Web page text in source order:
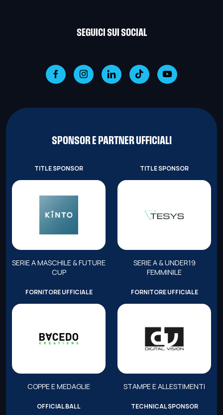
SEGUICI SUI SOCIAL
SPONSOR E PARTNER UFFICIALI
TITLE SPONSOR
SERIE A MASCHILE & FUTURE
CUP
TITLE SPONSOR
SERIE A & UNDER19
FEMMINILE
FORNITORE UFFICIALE
COPPE E MEDAGLIE
FORNITORE UFFICIALE
STAMPE E ALLESTIMENTI
OFFICIAL BALL TECHNICAL SPONSOR